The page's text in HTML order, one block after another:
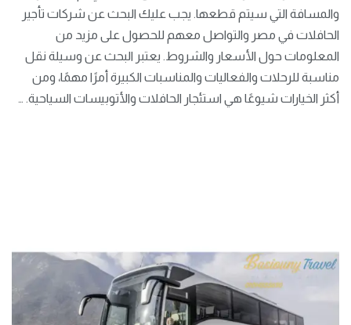
والمسافة التي سيتم قطعها. يجب عليك البحث عن شركات تأجير
الحافلات في مصر والتواصل معهم للحصول على مزيد من
المعلومات حول الأسعار والشروط. يعتبر البحث عن وسيلة نقل
مناسبة للرحلات والفعاليات والمناسبات الكبيرة أمرًا مهمًا، ومن
أكثر الخيارات شيوعًا هي استئجار الحافلات والأتوبيسات السياحية. …